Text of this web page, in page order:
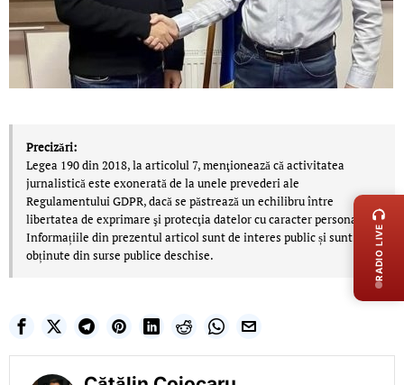
Precizări:
Legea 190 din 2018, la articolul 7, menţionează că activitatea
jurnalistică este exonerată de la unele prevederi ale
Regulamentului GDPR, dacă se păstrează un echilibru între
libertatea de exprimare şi protecţia datelor cu caracter personal.
Informațiile din prezentul articol sunt de interes public și sunt
obținute din surse publice deschise.
RADIO LIVE